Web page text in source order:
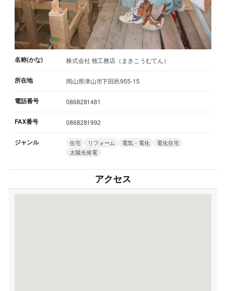
名称(かな) 株式会社 牧工務店（まきこうむてん）
所在地 岡山県津山市下田邑955-15
電話番号 0868281481
FAX番号 0868281992
ジャンル 住宅 リフォーム 電気・電化
電化住宅
太陽光発電
アクセス